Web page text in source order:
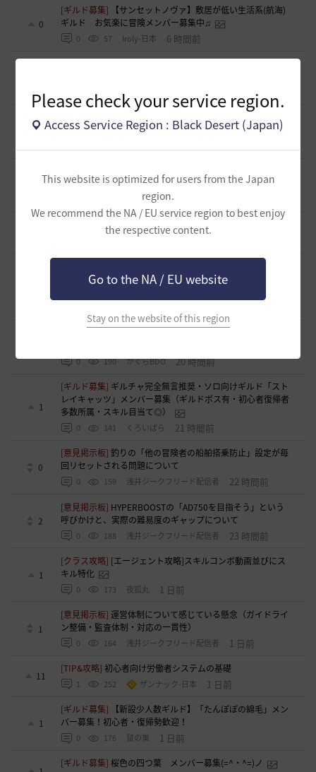
Please check your service region.
Access Service Region : Black Desert (Japan)
This website is optimized for users from the Japan
region.
We recommend the NA / EU service region to best enjoy
the respective content.
Go to the NA / EU website
Stay on the website of this region
0
[ギルド募集]
【サンセットノヴァ】敷居が低い生活系(航海)
ギルド お気楽に冒険メンバー募集中♫
0 57 Iroly-日本 6 時間前
浅井ジークフリード配信者 10 時間前
0
[ギルド募集]
スキル共有・基本無言ギルド【無為無想】メン
バー募集
ント離脱と可視化の限界について）
浅井ジークフリード配信者
[ギルド募集]【TrueWinter】ギルドメンバー募集
由！基本ソロだけどたまにおしゃべりを楽しんだり(*'ω'*)
0 190 かぐらBDO 20 時間前
1
[ギルド募集] ギルチャ完全無言推奨・ソロ向けギルド「スト
レイキャッツ」メンバー募集（ギルドボス有・初心者復帰者
多数所属・スキル目当て◎）
0 141 くろいばら 21 時間前
0
[意見掲示板]釣りの「他の冒険者の船舶搭乗防止」設定が毎
回リセットされる問題について
0 159 浅井ジークフリード配信者 22 時間前
2
[意見掲示板] HYPERBOOSTの「AD750を目指そう」という
呼びかけと、実際の難易度のギャップについて
0 188 浅井ジークフリード配信者 23 時間前
1
[クラス攻略] [エージェント攻略]スキルコンボ動画並びにス
キル特化
0 173 夜狐丸 1 日前
1
[意見掲示板]運営体制について感じている懸念（ガイドライ
ン整備・監査体制・対応の一貫性）
0 164 浅井ジークフリード配信者 1 日前
11
[TIP&攻略]初心者向け労働者システムの基礎
1 252 ザンナック-日本 1 日前
1
[ギルド募集]
【新設少人数ギルド】「たんぽぽの綿毛」メン
バー募集！初心者・復帰勢歓迎！
0 176 鼠の巣 1 日前
[ギルド募集]桜色の四つ葉 メンバー募集(=^・^=)ノ